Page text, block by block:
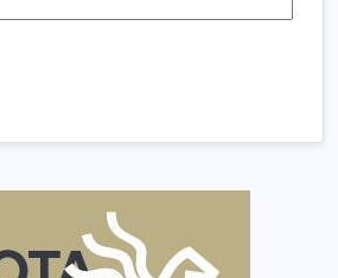
pobiegło dla Bohaterów!
szykuje się na weekend z